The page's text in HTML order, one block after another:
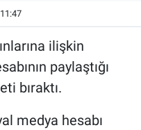
ilişkin
paylaştığı
bıraktı.
medya hesabı